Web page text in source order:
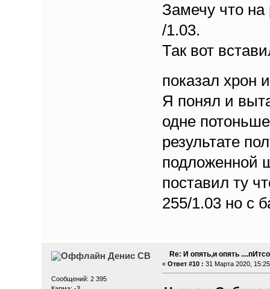
Замечу что
/1.03.
Так вот
показал хрон
Я понял и
одне
результате
подложенной
поставил ту
255/1.03 но с
Денис СВ
Сообщений: 2 395
Re: И опять,и опять
« Ответ #10 : 31 Марта 2020,